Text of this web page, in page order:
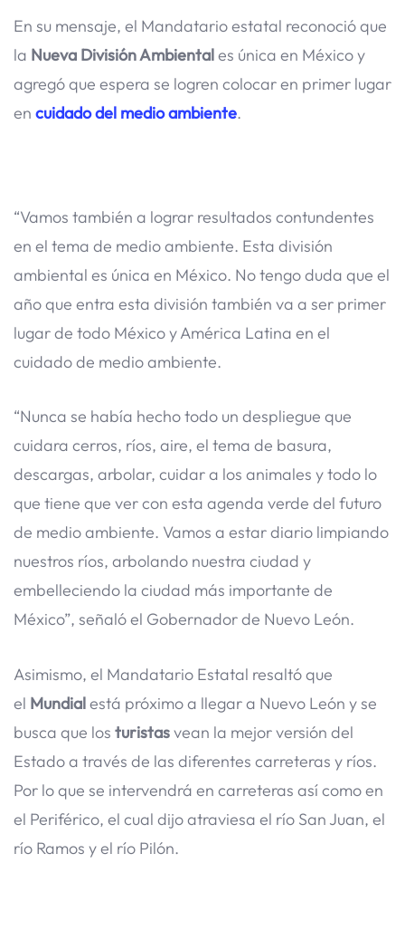
En su mensaje, el Mandatario estatal reconoció que
la Nueva División Ambientales única en México y
agregó que espera se logren colocar en primer lugar
en cuidado del medio ambiente.
“Vamos también a lograr resultados contundentes
en el tema de medio ambiente. Esta división
ambiental es única en México. No tengo duda que el
año que entra esta división también va a ser primer
lugar de todo México y América Latina en el
cuidado de medio ambiente.
“Nunca se había hecho todo un despliegue que
cuidara cerros, ríos, aire, el tema de basura,
descargas, arbolar, cuidar a los animales y todo lo
que tiene que ver con esta agenda verde del futuro
de medio ambiente. Vamos a estar diario limpiando
nuestros ríos, arbolando nuestra ciudad y
embelleciendo la ciudad más importante de
México”, señaló el Gobernador de Nuevo León.
Asimismo, el Mandatario Estatal resaltó que
el Mundialestá próximo a llegar a Nuevo León y se
busca que los turistasvean la mejor versión del
Estado a través de las diferentes carreteras y ríos.
Por lo que se intervendrá en carreteras así como en
el Periférico, el cual dijo atraviesa el río San Juan, el
río Ramos y el río Pilón.